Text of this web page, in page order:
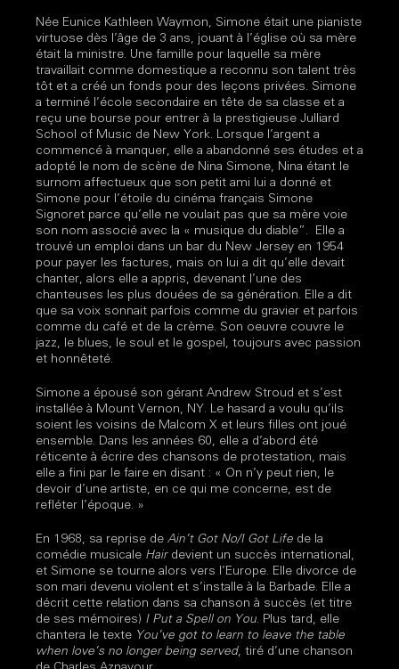
Née Eunice Kathleen Waymon, Simone était une pianiste
virtuose dès l’âge de 3 ans, jouant à l’église où sa mère
était la ministre. Une famille pour laquelle sa mère
travaillait comme domestique a reconnu son talent très
tôt et a créé un fonds pour des leçons privées. Simone
a terminé l’école secondaire en tête de sa classe et a
reçu une bourse pour entrer à la prestigieuse Julliard
School of Music de New York. Lorsque l’argent a
commencé à manquer, elle a abandonné ses études et a
adopté le nom de scène de Nina Simone, Nina étant le
surnom affectueux que son petit ami lui a donné et
Simone pour l’étoile du cinéma français Simone
Signoret parce qu’elle ne voulait pas que sa mère voie
son nom associé avec la « musique du diable”. Elle a
trouvé un emploi dans un bar du New Jersey en 1954
pour payer les factures, mais on lui a dit qu’elle devait
chanter, alors elle a appris, devenant l’une des
chanteuses les plus douées de sa génération. Elle a dit
que sa voix sonnait parfois comme du gravier et parfois
comme du café et de la crème. Son oeuvre couvre le
jazz, le blues, le soul et le gospel, toujours avec passion
et honnêteté.
Simone a épousé son gérant Andrew Stroud et s’est
installée à Mount Vernon, NY. Le hasard a voulu qu’ils
soient les voisins de Malcom X et leurs filles ont joué
ensemble. Dans les années 60, elle a d’abord été
réticente à écrire des chansons de protestation, mais
elle a fini par le faire en disant : « On n’y peut rien, le
devoir d’une artiste, en ce qui me concerne, est de
refléter l’époque. »
En 1968, sa reprise de Ain’t Got No/I Got Life de la
comédie musicale Hairdevient un succès international,
et Simone se tourne alors vers l’Europe. Elle divorce de
son mari devenu violent et s’installe à la Barbade. Elle a
décrit cette relation dans sa chanson à succès (et titre
de ses mémoires) I Put a Spell on You. Plus tard, elle
chantera le texte You’ve got to learn to leave the table
when love’s no longer being served, tiré d’une chanson